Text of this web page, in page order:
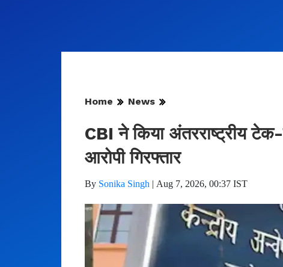
Home News
CBI ने किया अंतरराष्ट्रीय टेक-
आरोपी गिरफ्तार
By Sonika Singh | Aug 7, 2026, 00:37 IST